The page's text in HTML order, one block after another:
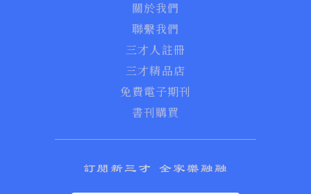
關於我們
聯繫我們
三才人註冊
三才精品店
免費電子期刊
書刊購買
訂閱新三才 全家樂融融